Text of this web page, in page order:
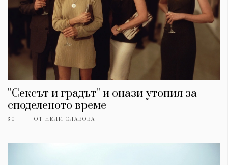
''Сексът и градът'' и онази утопия за
споделеното време
30+ ОТ НЕЛИ СЛАВОВА